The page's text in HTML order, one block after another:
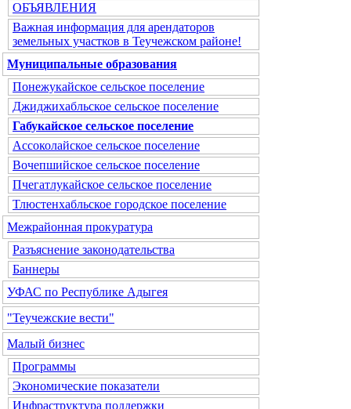
ОБЪЯВЛЕНИЯ
Важная информация для арендаторов
земельных участков в Теучежском районе!
Муниципальные образования
Понежукайское сельское поселение
Джиджихабльское сельское поселение
Габукайское сельское поселение
Ассоколайское сельское поселение
Вочепшийское сельское поселение
Пчегатлукайское сельское поселение
Тлюстенхабльское городское поселение
Межрайонная прокуратура
Разъяснение законодательства
Баннеры
УФАС по Республике Адыгея
"Теучежские вести"
Малый бизнес
Программы
Экономические показатели
Инфраструктура поддержки